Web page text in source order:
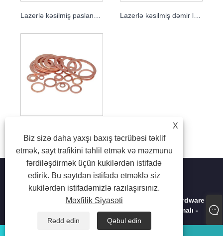
X
Biz sizə daha yaxşı baxış təcrübəsi təklif
etmək, sayt trafikini təhlil etmək və məzmunu
fərdiləşdirmək üçün kukilərdən istifadə
edirik. Bu saytdan istifadə etməklə siz
kukilərdən istifadəmizlə razılaşırsınız.
Məxfilik Siyasəti
Rədd edin
Qəbul edin
Copyright © 2023 Shenzhen Hongtai Electronic Hardware
Co., Ltd. - Metal Pulqabı, Metal Ştamplama, CNC Emalı -
Bütün Hüquqlar Qorunur